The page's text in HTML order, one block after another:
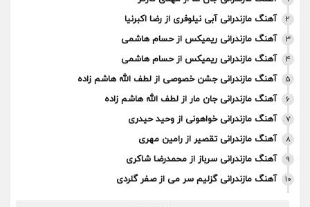
2 آهنگ مازندرانی آبی نیلوفری از رضا اکبرنیا
3 آهنگ مازندرانی ریمیکس از حسام هاشمی
4 آهنگ مازندرانی ریمیکس از حسام هاشمی
5 آهنگ مازندرانی جشن خصوصی از لطف الله هاشم زاده
6 آهنگ مازندرانی جان مار از لطف الله هاشم زاده
7 آهنگ مازندرانی خواهونی از وحید حیدری
8 آهنگ مازندرانی تقصیر از رامین مهری
9 آهنگ مازندرانی سرباز از محمدرضا شاکری
10 آهنگ مازندرانی گزلیم سر می از صفر گلردی